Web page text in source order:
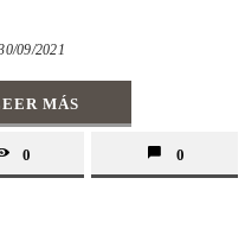
09/2021
MÁS
0 0